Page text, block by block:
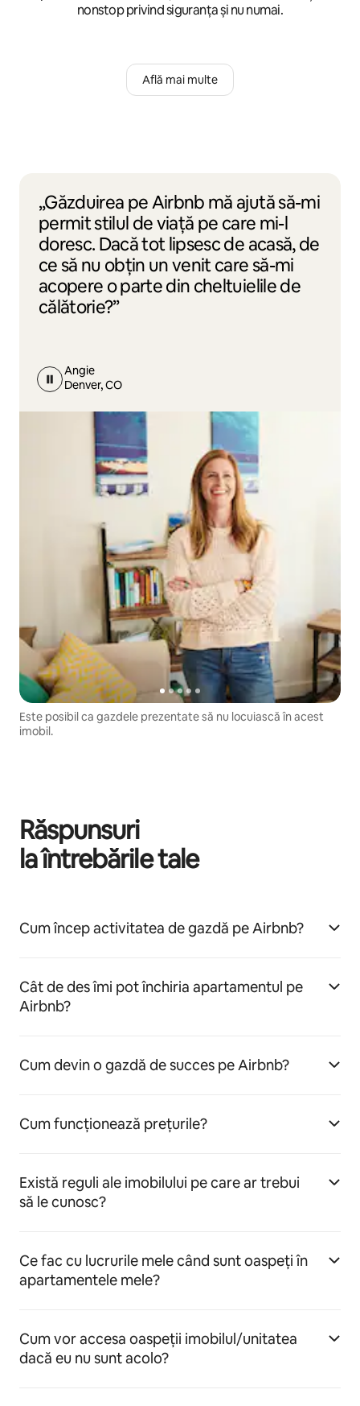
nonstop privind siguranța și nu numai.
Află mai multe
„Găzduirea pe Airbnb mă ajută să-mi
permit stilul de viață pe care mi-l
doresc. Dacă tot lipsesc de acasă, de
ce să nu obțin un venit care să-mi
acopere o parte din cheltuielile de
călătorie?”
Angie
Denver, CO
Este posibil ca gazdele prezentate să nu locuiască în acest
imobil.
Răspunsuri
la întrebările tale
Cum încep activitatea de gazdă pe Airbnb?
Cât de des îmi pot închiria apartamentul pe
Airbnb?
Cum devin o gazdă de succes pe Airbnb?
Cum funcționează prețurile?
Există reguli ale imobilului pe care ar trebui
să le cunosc?
Ce fac cu lucrurile mele când sunt oaspeți în
apartamentele mele?
Cum vor accesa oaspeții imobilul/unitatea
dacă eu nu sunt acolo?